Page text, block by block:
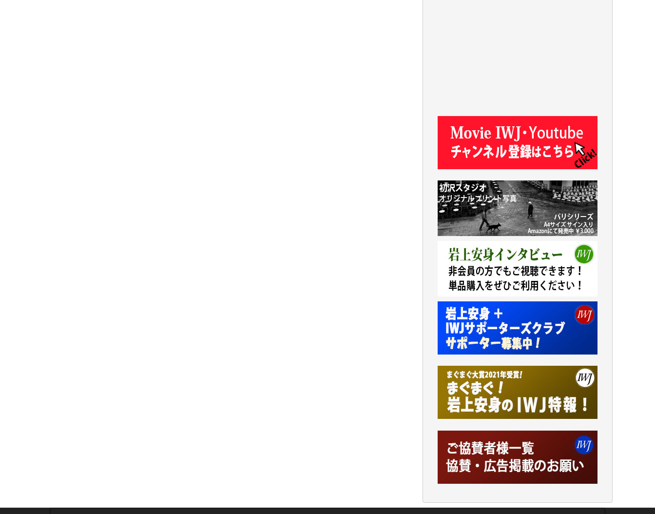
平野智生 様
山本賢二 様
吉住俊昭 様
塩川 晃平 様
松本益美 様
井出 隆太 様
及川昭男 様
岩井祐子 様
藤田英之 様
藤岡比左志 様
井出 隆太 様
小池説夫 様
アオキカナメ 様
諸般の事情によりIWJ会費払えず今は非会員
です。市民側に立つ講演会にIWJのカメラマ
ンをよく拝見しております。コンテンツが失
われるのはあまりにもったいない。少しでも
今日、僅かですがカンパしました。（T.M.
様）
今日、僅かですがカンパしました。IWJの危
の妻を抱えている私にとっては精一杯のカン
パです。
かねてよりIWJが発してきた膨大な取材記事
や解説記事、そして各界の方々とのインタビ
Windows7の頃はIWJの動画もRealPlayerで録